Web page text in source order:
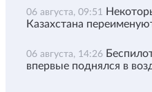
06 августа, 09:51
Казахстана
06 августа, 14:26
впервые поднялся в